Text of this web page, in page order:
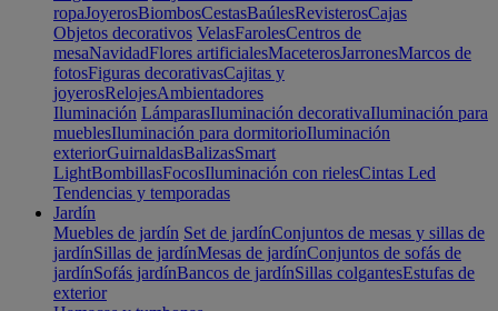
ropaJoyerosBiombosCestasBaúlesRevisterosCajas
Objetos decorativos VelasFarolesCentros de
mesaNavidadFlores artificialesMaceterosJarronesMarcos de
fotosFiguras decorativasCajitas y
joyerosRelojesAmbientadores
Iluminación LámparasIluminación decorativaIluminación para
mueblesIluminación para dormitorioIluminación
exteriorGuirnaldasBalizasSmart
LightBombillasFocosIluminación con rielesCintas Led
Tendencias y temporadas
Jardín
Muebles de jardín Set de jardínConjuntos de mesas y sillas de
jardínSillas de jardínMesas de jardínConjuntos de sofás de
jardínSofás jardínBancos de jardínSillas colgantesEstufas de
exterior